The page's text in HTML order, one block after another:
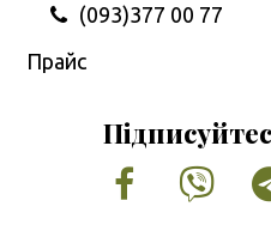
(093)377 00 77
Прайс